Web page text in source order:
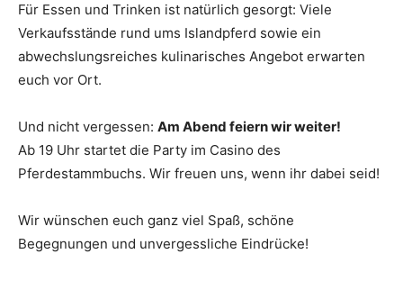
Für Essen und Trinken ist natürlich gesorgt: Viele
Verkaufsstände rund ums Islandpferd sowie ein
abwechslungsreiches kulinarisches Angebot erwarten
euch vor Ort.
Und nicht vergessen: Am Abend feiern wir weiter!
Ab 19 Uhr startet die Party im Casino des
Pferdestammbuchs. Wir freuen uns, wenn ihr dabei seid!
Wir wünschen euch ganz viel Spaß, schöne
Begegnungen und unvergessliche Eindrücke!